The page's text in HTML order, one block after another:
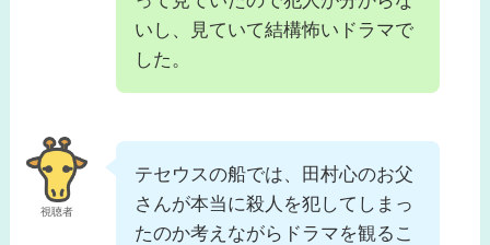
いし、見ていて結構怖いドラマで
した。
視聴者
テセウスの船では、田村心のお父
さんが本当に殺人を犯してしまっ
たのか考えながらドラマを観るこ